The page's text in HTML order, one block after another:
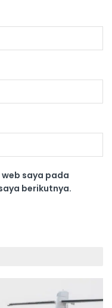
saya pada
berikutnya.